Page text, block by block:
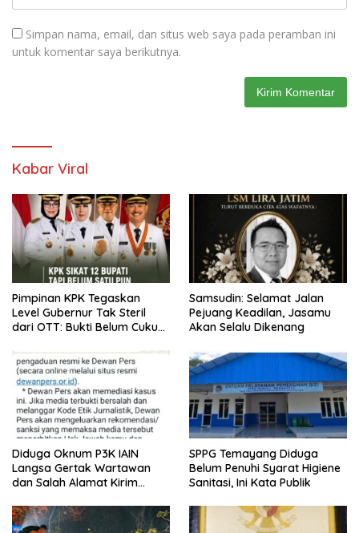
Simpan nama, email, dan situs web saya pada peramban ini
untuk komentar saya berikutnya.
Kabar Viral
Pimpinan KPK Tegaskan
Level Gubernur Tak Steril
dari OTT: Bukti Belum Cukup,
Samsudin: Selamat Jalan
Pejuang Keadilan, Jasamu
Akan Selalu Dikenang
Diduga Oknum P3K IAIN
Langsa Gertak Wartawan
dan Salah Alamat Kirim
SPPG Temayang Diduga
Belum Penuhi Syarat Higiene
Sanitasi, Ini Kata Publik